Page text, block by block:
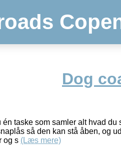
Dog
taske som samler alt hvad
så den kan stå åben, og
og s (Læs mere)